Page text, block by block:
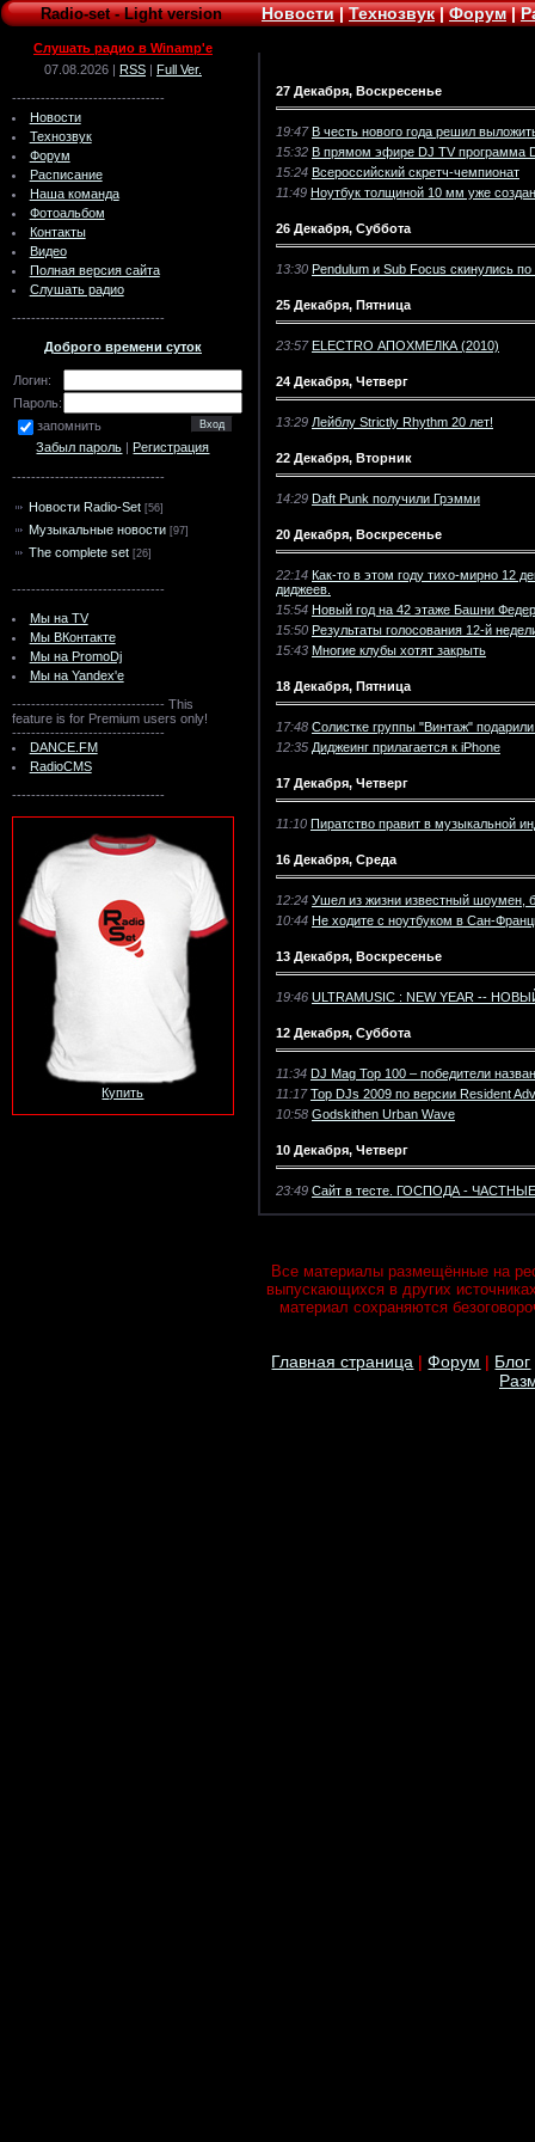
Radio-set-Light version Новости|Технозвук|Форум|
Слушать радио в Winamp'e
07.08.2026 | RSS | Full Ver.
--------------------------------
Новости
Технозвук
Форум
Расписание
Наша команда
Фотоальбом
Контакты
Видео
Полная версия сайта
Слушать радио
--------------------------------
Доброго времени суток
Логин:
Пароль:
запомнить
Забыл пароль |Регистрация
--------------------------------
Новости Radio-Set [56]
Музыкальные новости [97]
The complete set [26]
--------------------------------
Мы на TV
Мы ВКонтакте
Мы на PromoDj
Мы на Yandex'e
-------------------------------- This
feature is for Premium users only!
--------------------------------
DANCE.FM
RadioCMS
--------------------------------
Купить
27 Декабря, Воскресенье
19:47 В честь нового года решил
15:32 В прямом эфире DJ TV программа
15:24 Всероссийский скретч-чемпионат
11:49 Ноутбук толщиной 10 мм уже создан
26 Декабря, Суббота
13:30 Pendulum и Sub Focus скинулись по
25 Декабря, Пятница
23:57 ELECTRO АПОХМЕЛКА (2010)
24 Декабря, Четверг
13:29 Лейблу Strictly Rhythm 20 лет!
22 Декабря, Вторник
14:29 Daft Punk получили Грэмми
20 Декабря, Воскресенье
22:14 Как-то в этом году тихо-мирно 12
диджеев.
15:54 Новый год на 42 этаже Башни
15:50 Результаты голосования 12-й
15:43 Многие клубы хотят закрыть
18 Декабря, Пятница
17:48 Солистке группы "Винтаж"
12:35 Диджеинг прилагается к iPhone
17 Декабря, Четверг
11:10 Пиратство правит в музыкальной
16 Декабря, Среда
12:24 Ушел из жизни известный шоумен,
10:44 Не ходите с ноутбуком в Сан-
13 Декабря, Воскресенье
19:46 ULTRAMUSIC : NEW YEAR --
12 Декабря, Суббота
11:34 DJ Mag Top 100 – победители
11:17 Top DJs 2009 по версии Resident
10:58 Godskithen Urban Wave
10 Декабря, Четверг
23:49 Сайт в тесте. ГОСПОДА -
Все материалы размещённые на
выпускающихся в других
материал сохраняются
Главная страница |Форум | Блог